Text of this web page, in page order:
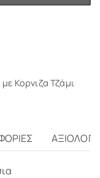
με Κορνιζα Τζάμι